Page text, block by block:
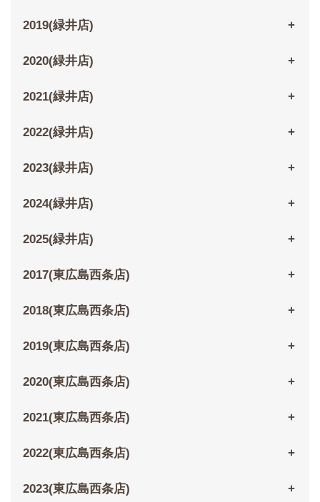
2019(緑井店)
2020(緑井店)
2021(緑井店)
2022(緑井店)
2023(緑井店)
2024(緑井店)
2025(緑井店)
2017(東広島西条店)
2018(東広島西条店)
2019(東広島西条店)
2020(東広島西条店)
2021(東広島西条店)
2022(東広島西条店)
2023(東広島西条店)